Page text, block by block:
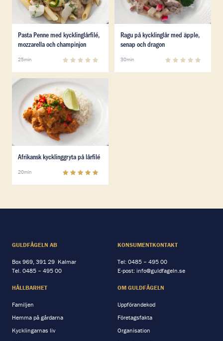
Läs mer om Pasta Penne med kycklinglårfilé,
Pasta Penne med kycklinglårfilé,
mozzarella och champinjon
25min
Läs mer om Ragu på
Ragu på kycklinglår med äpple,
senap och dragon
30min
Läs mer om Afrikansk kycklinggryta på lårfilé
Läs mer om Afrikansk kycklinggryta på lårfilé
Afrikansk kycklinggryta på lårfilé
20min
GULDFÅGELN AB
Box 969, 391 29 Kalmar
Tel. 0485 – 495 00
KONSUMENTKONTAKT
Tel: 0485 – 495 00
E-post: info@guldfageln.se
HÅLLBARHET
Familjen
Hemma på gårdarna
Kycklingarnas liv
OM GULDFÅGELN
Uppförandekod
Företagsfakta
Organisation